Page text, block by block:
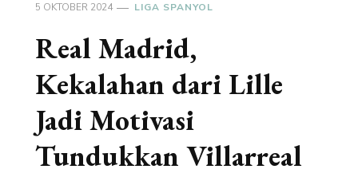
5 OKTOBER 2024 LIGA SPANYOL
Real Madrid,
Kekalahan dari Lille
Jadi Motivasi
Tundukkan Villarreal